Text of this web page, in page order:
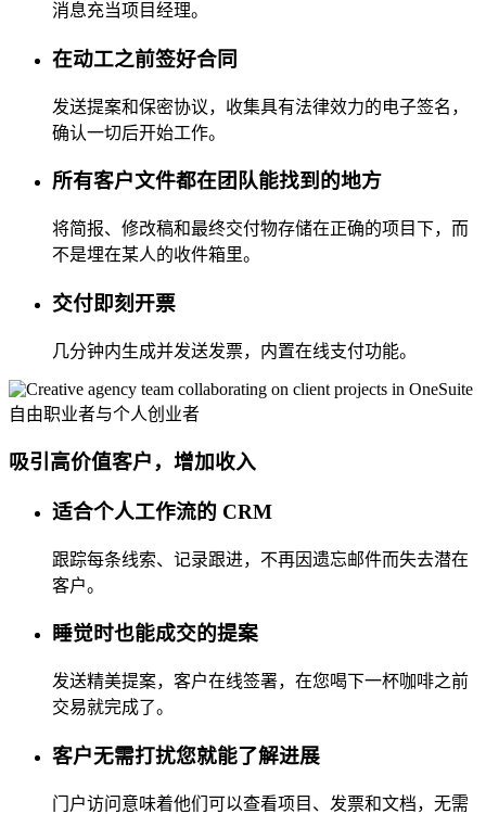
消息充当项目经理。
在动工之前签好合同
发送提案和保密协议，收集具有法律效力的电子签名，
确认一切后开始工作。
所有客户文件都在团队能找到的地方
将简报、修改稿和最终交付物存储在正确的项目下，而
不是埋在某人的收件箱里。
交付即刻开票
几分钟内生成并发送发票，内置在线支付功能。
自由职业者与个人创业者
吸引高价值客户，增加收入
适合个人工作流的 CRM
跟踪每条线索、记录跟进，不再因遗忘邮件而失去潜在
客户。
睡觉时也能成交的提案
发送精美提案，客户在线签署，在您喝下一杯咖啡之前
交易就完成了。
客户无需打扰您就能了解进展
门户访问意味着他们可以查看项目、发票和文档，无需